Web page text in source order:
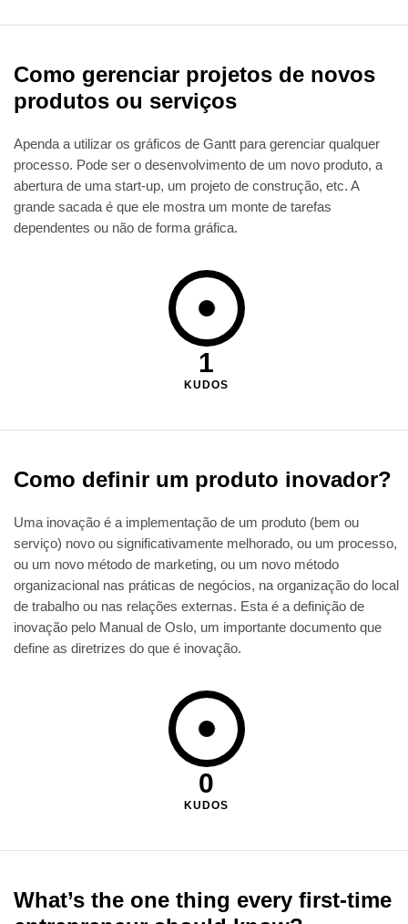
Como gerenciar projetos de novos
produtos ou serviços
Apenda a utilizar os gráficos de Gantt para gerenciar qualquer
processo. Pode ser o desenvolvimento de um novo produto, a
abertura de uma start-up, um projeto de construção, etc. A
grande sacada é que ele mostra um monte de tarefas
dependentes ou não de forma gráfica.
1
KUDOS
Como definir um produto inovador?
Uma inovação é a implementação de um produto (bem ou
serviço) novo ou significativamente melhorado, ou um processo,
ou um novo método de marketing, ou um novo método
organizacional nas práticas de negócios, na organização do local
de trabalho ou nas relações externas. Esta é a definição de
inovação pelo Manual de Oslo, um importante documento que
define as diretrizes do que é inovação.
0
KUDOS
What’s the one thing every first-time